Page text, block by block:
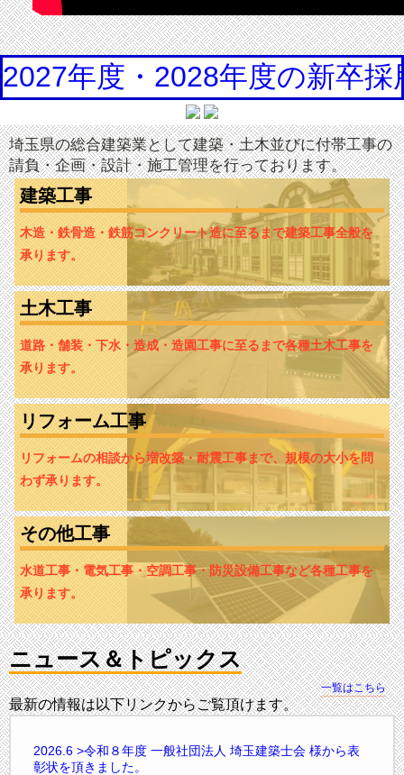
2027年度・2028年度の新卒採
埼玉県の総合建築業として建築・土木並びに付帯工事の
請負・企画・設計・施工管理を行っております。
建築工事
木造・鉄骨造・鉄筋コンクリート造に至るまで建築工事全般を
承ります。
土木工事
道路・舗装・下水・造成・造園工事に至るまで各種土木工事を
承ります。
リフォーム工事
リフォームの相談から増改築・耐震工事まで、規模の大小を問
わず承ります。
その他工事
水道工事・電気工事・空調工事・防災設備工事など各種工事を
承ります。
ニュース＆トピックス
最新の情報は以下リンクからご覧頂けます。
2026.6 >令和８年度 一般社団法人 埼玉建築士会 様から表
彰状を頂きました。
一覧はこちら